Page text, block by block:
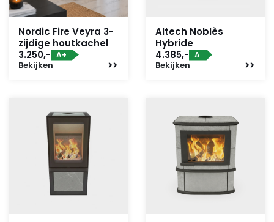
Nordic Fire Veyra 3-
zijdige houtkachel
3.250,- A+
Bekijken
Altech Noblès
Hybride
4.385,- A
Bekijken